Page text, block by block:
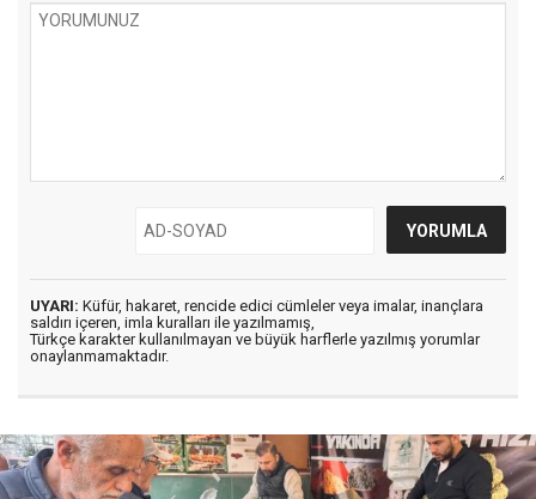
UYARI: Küfür, hakaret, rencide edici cümleler veya imalar, inançlara
saldırı içeren, imla kuralları ile yazılmamış,
Türkçe karakter kullanılmayan ve büyük harflerle yazılmış yorumlar
onaylanmamaktadır.